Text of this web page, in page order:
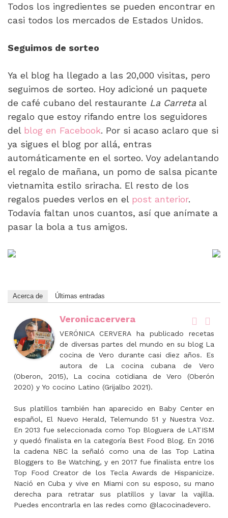
Todos los ingredientes se pueden encontrar en
casi todos los mercados de Estados Unidos.
Seguimos de sorteo
Ya el blog ha llegado a las 20,000 visitas, pero
seguimos de sorteo. Hoy adicioné un paquete
de café cubano del restaurante La Carreta al
regalo que estoy rifando entre los seguidores
del blog en Facebook. Por si acaso aclaro que si
ya sigues el blog por allá, entras
automáticamente en el sorteo. Voy adelantando
el regalo de mañana, un pomo de salsa picante
vietnamita estilo sriracha. El resto de los
regalos puedes verlos en el post anterior.
Todavía faltan unos cuantos, así que anímate a
pasar la bola a tus amigos.
Acerca de Últimas entradas
Veronicacervera
VERÓNICA CERVERA ha publicado recetas
de diversas partes del mundo en su blog La
cocina de Vero durante casi diez años. Es
autora de La cocina cubana de Vero
(Oberon, 2015), La cocina cotidiana de Vero (Oberón
2020) y Yo cocino Latino (Grijalbo 2021).
Sus platillos también han aparecido en Baby Center en
español, El Nuevo Herald, Telemundo 51 y Nuestra Voz.
En 2013 fue seleccionada como Top Bloguera de LATISM
y quedó finalista en la categoría Best Food Blog. En 2016
la cadena NBC la señaló como una de las Top Latina
Bloggers to Be Watching, y en 2017 fue finalista entre los
Top Food Creator de los Tecla Awards de Hispanicize.
Nació en Cuba y vive en Miami con su esposo, su mano
derecha para retratar sus platillos y lavar la vajilla.
Puedes encontrarla en las redes como @lacocinadevero.